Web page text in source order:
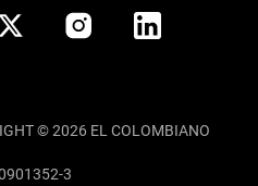
© 2026 EL COLOMBIANO
3